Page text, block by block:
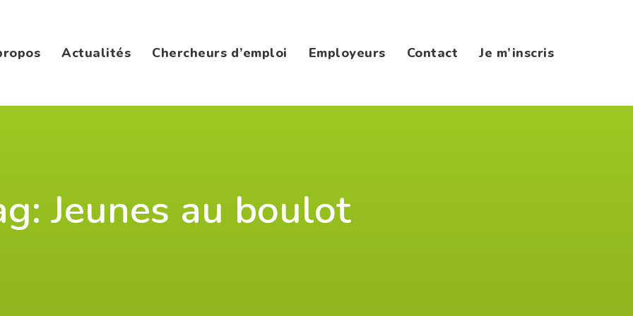
Actualités Chercheurs d’emploi Employeurs Contact Je m’inscris
Jeunes au boulot